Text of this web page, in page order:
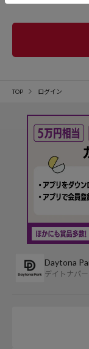
TOP ログイン
Daytona
デイトナパ